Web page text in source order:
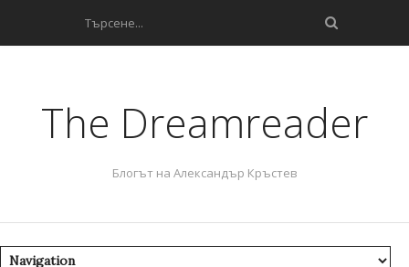
The Dreamreader
Блогът на Александър Кръстев